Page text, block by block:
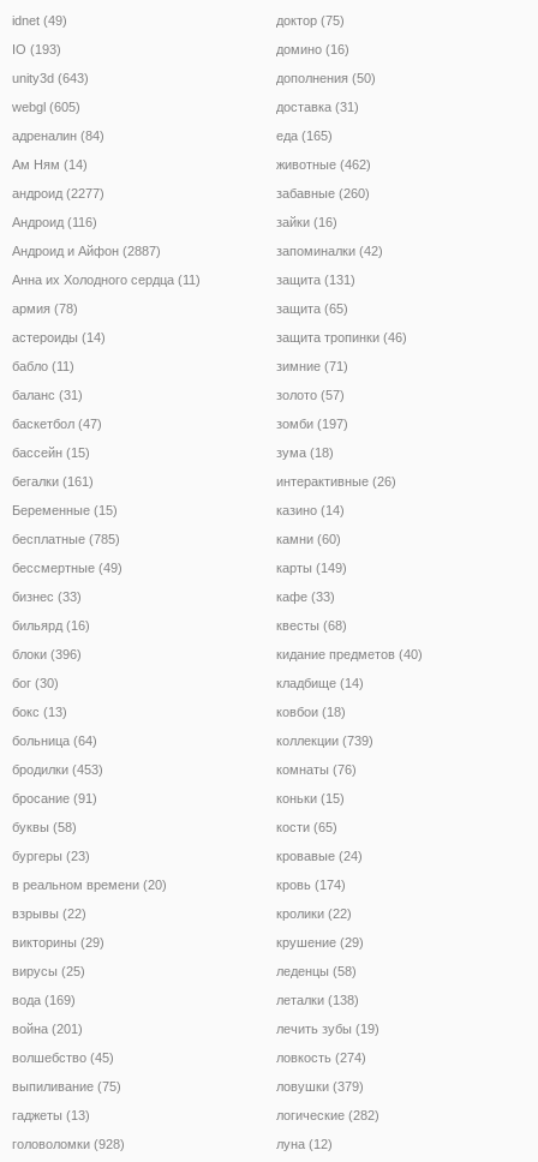
idnet (49)
IO (193)
unity3d (643)
webgl (605)
адреналин (84)
Ам Ням (14)
андроид (2277)
Андроид (116)
Андроид и Айфон (2887)
Анна их Холодного сердца (11)
армия (78)
астероиды (14)
бабло (11)
баланс (31)
баскетбол (47)
бассейн (15)
бегалки (161)
Беременные (15)
бесплатные (785)
бессмертные (49)
бизнес (33)
бильярд (16)
блоки (396)
бог (30)
бокс (13)
больница (64)
бродилки (453)
бросание (91)
буквы (58)
бургеры (23)
в реальном времени (20)
взрывы (22)
викторины (29)
вирусы (25)
вода (169)
война (201)
волшебство (45)
выпиливание (75)
гаджеты (13)
головоломки (928)
доктор (75)
домино (16)
дополнения (50)
доставка (31)
еда (165)
животные (462)
забавные (260)
зайки (16)
запоминалки (42)
защита (131)
защита (65)
защита тропинки (46)
зимние (71)
золото (57)
зомби (197)
зума (18)
интерактивные (26)
казино (14)
камни (60)
карты (149)
кафе (33)
квесты (68)
кидание предметов (40)
кладбище (14)
ковбои (18)
коллекции (739)
комнаты (76)
коньки (15)
кости (65)
кровавые (24)
кровь (174)
кролики (22)
крушение (29)
леденцы (58)
леталки (138)
лечить зубы (19)
ловкость (274)
ловушки (379)
логические (282)
луна (12)